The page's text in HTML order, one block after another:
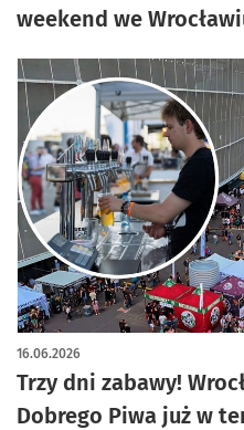
weekend we
Trzy dni zabawy!
Dobrego Piwa już w
16.06.2026